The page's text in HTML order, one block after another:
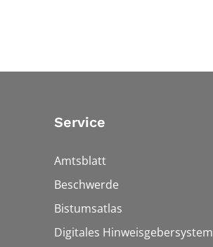
Service
Amtsblatt
Beschwerde
Bistumsatlas
Digitales Hinweisgebersystem